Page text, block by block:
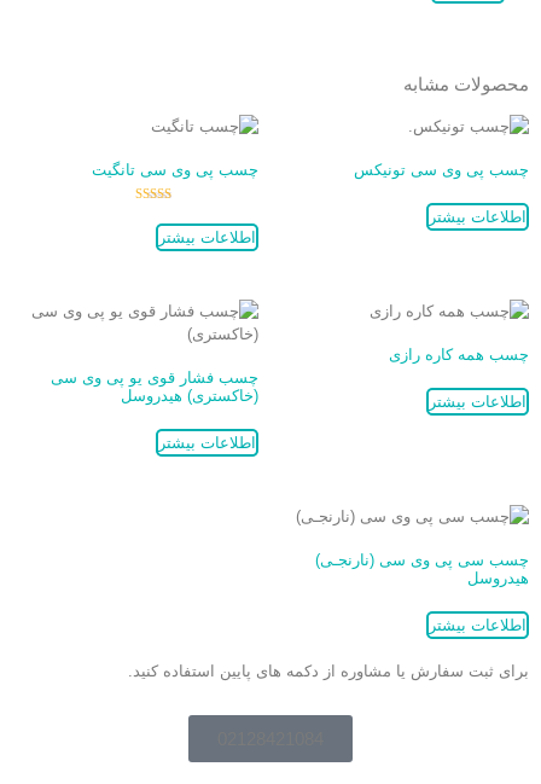
محصولات مشابه
چسب پی وی سی تونیکس
اطلاعات بیشتر
چسب پی وی سی تانگیت
5.00
از 5
اطلاعات بیشتر
چسب همه کاره رازی
اطلاعات بیشتر
چسب فشار قوی یو پی وی سی
(خاکستری) هیدروسل
اطلاعات بیشتر
چسب سی پی وی سی (نارنجـی)
هیدروسل
اطلاعات بیشتر
برای ثبت سفارش یا مشاوره از دکمه های پایین استفاده کنید.